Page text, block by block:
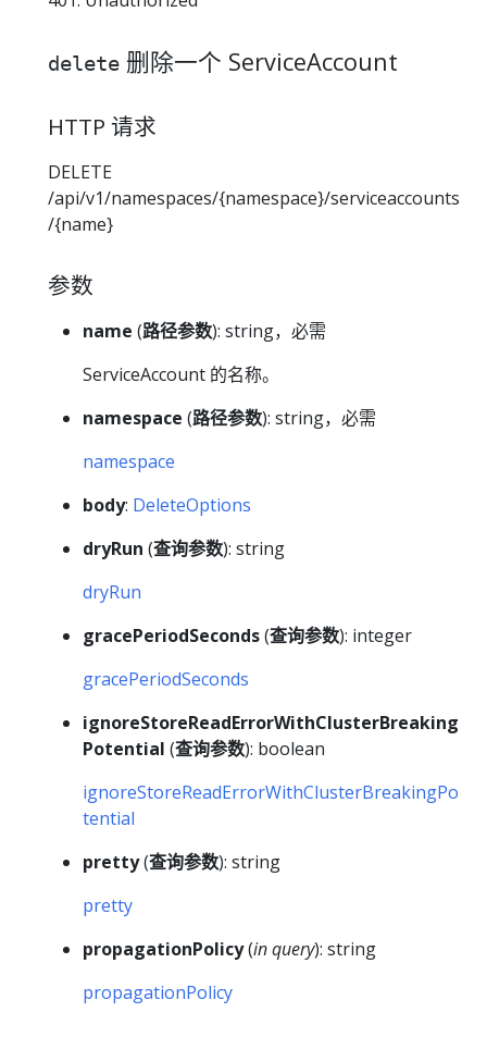
delete 删除一个 ServiceAccount
HTTP 请求
DELETE
/api/v1/namespaces/{namespace}/serviceaccounts
/{name}
参数
name (路径参数): string，必需
ServiceAccount 的名称。
namespace (路径参数): string，必需
namespace
body: DeleteOptions
dryRun (查询参数): string
dryRun
gracePeriodSeconds(查询参数): integer
gracePeriodSeconds
ignoreStoreReadErrorWithClusterBreaking
Potential (查询参数): boolean
ignoreStoreReadErrorWithClusterBreakingPo
tential
pretty(查询参数): string
pretty
propagationPolicy(in query): string
propagationPolicy